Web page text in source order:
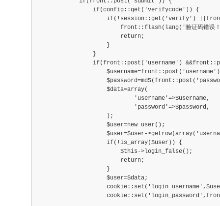
                if(config::get('verifycode')) {
if(!session::get('verify')
front::flash(lang('验证码错
                        return;
                    }
                }
if(front::post('username')
                    $data=array(
                            'username'=>$username,
                            'password'=>$password,
                    );
                    $user=new user();
$user=$user-
                    if(!is_array($user)) {
                        $this->login_false();
                        return;
                    }
                    $user=$data;